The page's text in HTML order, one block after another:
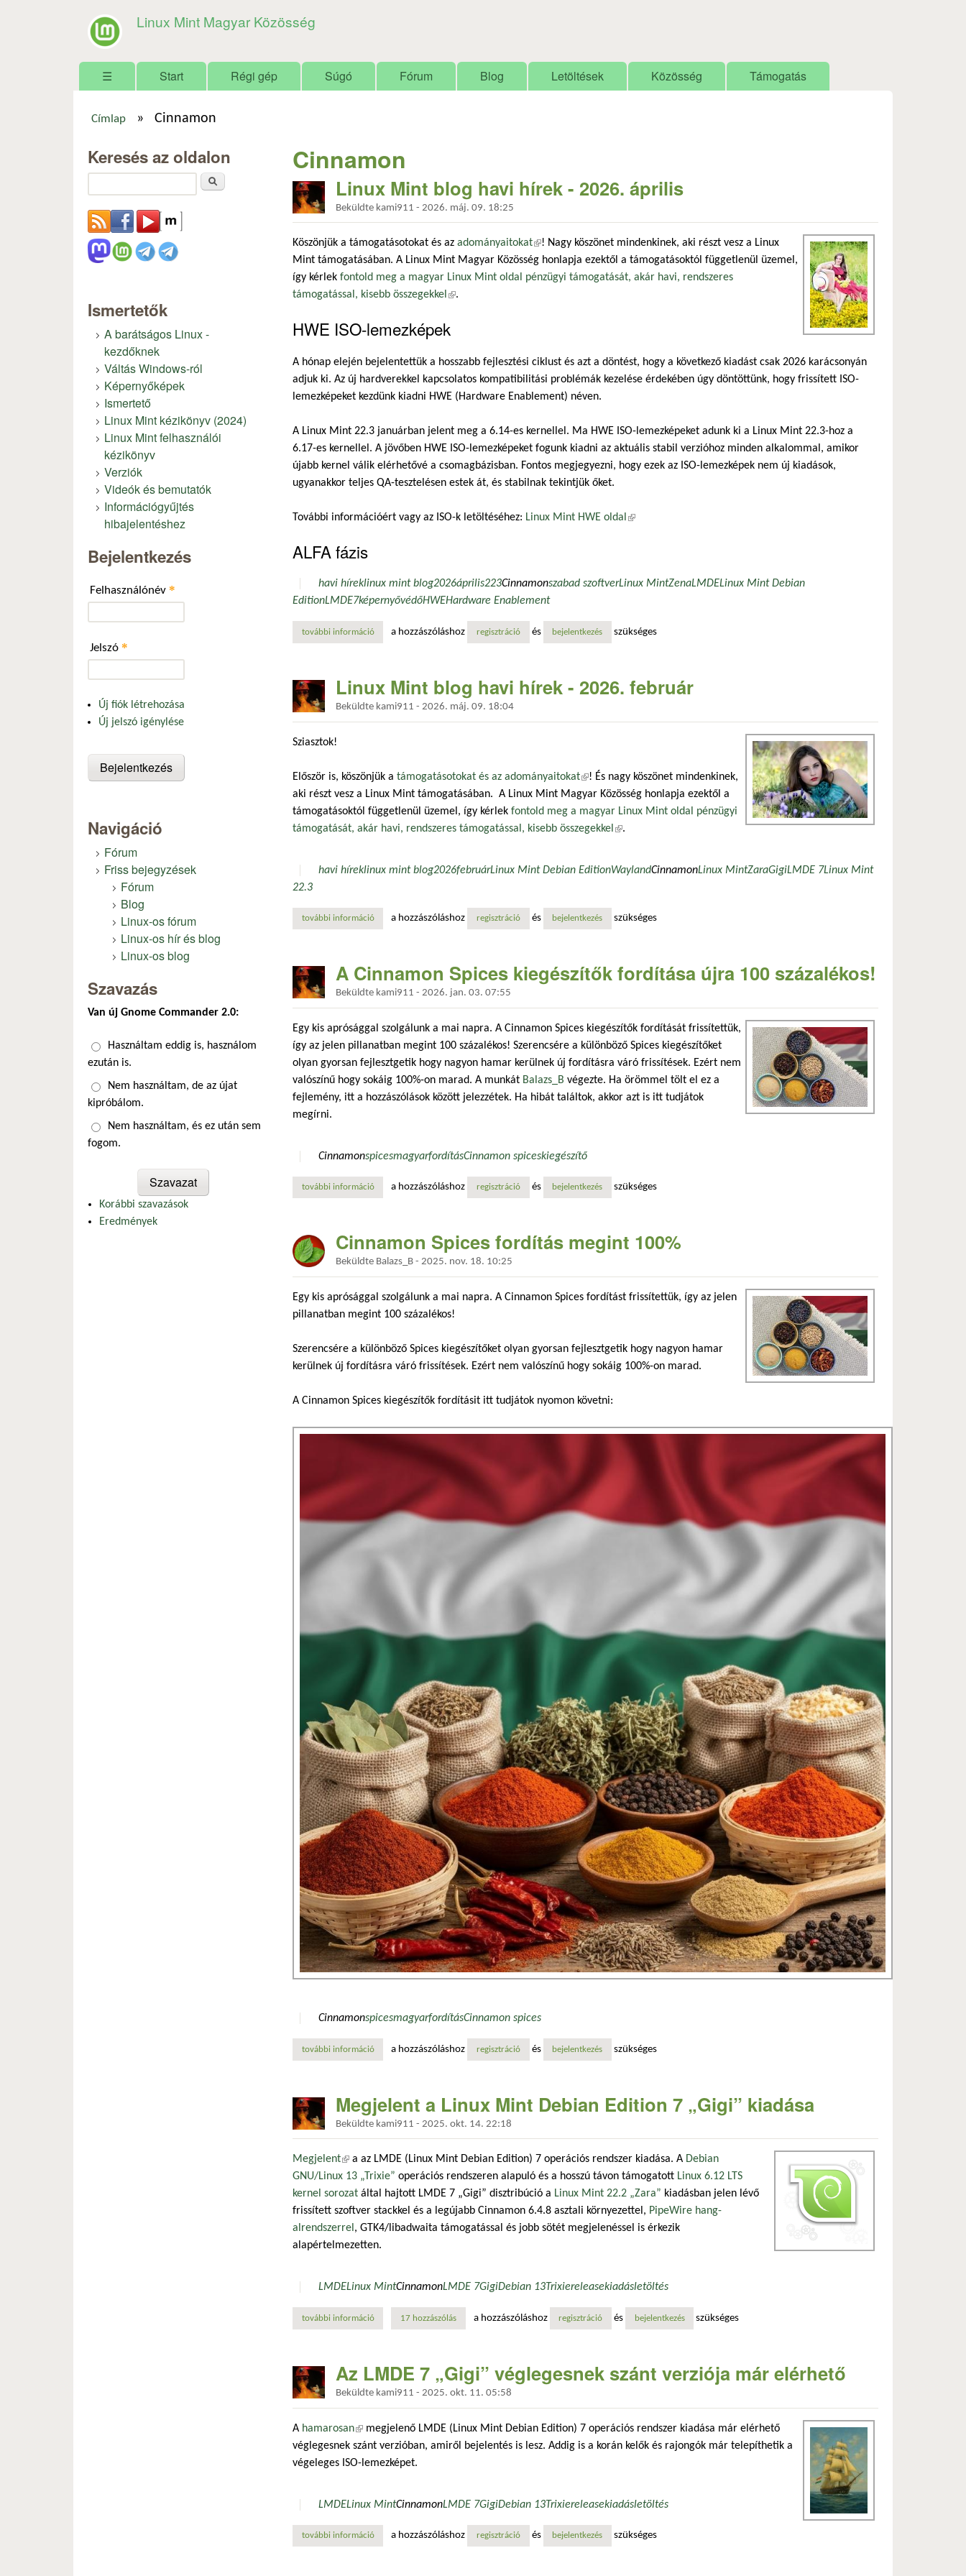
Linux Mint Magyar Közösség
Főmenü
☰ Start Régi gép Súgó Fórum Blog Letöltések Közösség Támogatás
Címlap » Cinnamon
Cinnamon
Linux Mint blog havi hírek - 2026. április
Beküldte kami911 - 2026. máj. 09. 18:25
Köszönjük a támogatásotokat és az adományaitokat(külső hivatkozás)
! Nagy köszönet mindenkinek, aki részt vesz a Linux
Mint támogatásában. A Linux Mint Magyar Közösség honlapja ezektől a támogatásoktól függetlenül üzemel,
így kérlek fontold meg a magyar Linux Mint oldal pénzügyi támogatását, akár havi, rendszeres
támogatással, kisebb összegekkel(külső hivatkozás)
.
HWE ISO-lemezképek
A hónap elején bejelentettük a hosszabb fejlesztési ciklust és azt a döntést, hogy a következő kiadást csak 2026 karácsonyán
adjuk ki. Az új hardverekkel kapcsolatos kompatibilitási problémák kezelése érdekében úgy döntöttünk, hogy frissített ISO-
lemezképeket kezdünk kiadni HWE (Hardware Enablement) néven.
A Linux Mint 22.3 januárban jelent meg a 6.14-es kernellel. Ma HWE ISO-lemezképeket adunk ki a Linux Mint 22.3-hoz a
6.17-es kernellel. A jövőben HWE ISO-lemezképeket fogunk kiadni az aktuális stabil verzióhoz minden alkalommal, amikor
újabb kernel válik elérhetővé a csomagbázisban. Fontos megjegyezni, hogy ezek az ISO-lemezképek nem új kiadások,
ugyanakkor teljes QA-tesztelésen estek át, és stabilnak tekintjük őket.
További információért vagy az ISO-k letöltéséhez: Linux Mint HWE oldal(külső hivatkozás)
ALFA fázis
havi híreklinux mint blog2026április223Cinnamonszabad szoftverLinux MintZenaLMDELinux Mint Debian
EditionLMDE7képernyővédőHWEHardware Enablement
további információlinux mint blog havi hírek - 2026. április tartalommal kapcsolatosan
a hozzászóláshoz regisztráció és bejelentkezés szükséges
Linux Mint blog havi hírek - 2026. február
Beküldte kami911 - 2026. máj. 09. 18:04
Sziasztok!
Először is, köszönjük a támogatásotokat és az adományaitokat(külső hivatkozás)
! És nagy köszönet mindenkinek,
aki részt vesz a Linux Mint támogatásában. A Linux Mint Magyar Közösség honlapja ezektől a
támogatásoktól függetlenül üzemel, így kérlek fontold meg a magyar Linux Mint oldal pénzügyi
támogatását, akár havi, rendszeres támogatással, kisebb összegekkel (külső hivatkozás)
.
havi híreklinux mint blog2026februárLinux Mint Debian EditionWaylandCinnamonLinux MintZaraGigiLMDE 7Linux Mint
22.3
további információlinux mint blog havi hírek - 2026. február tartalommal kapcsolatosan
a hozzászóláshoz regisztráció és bejelentkezés szükséges
A Cinnamon Spices kiegészítők fordítása újra 100 százalékos!
Beküldte kami911 - 2026. jan. 03. 07:55
Egy kis aprósággal szolgálunk a mai napra. A Cinnamon Spices kiegészítők fordítását frissítettük,
így az jelen pillanatban megint 100 százalékos! Szerencsére a különböző Spices kiegészítőket
olyan gyorsan fejlesztgetik hogy nagyon hamar kerülnek új fordításra váró frissítések. Ezért nem
valószínű hogy sokáig 100%-on marad. A munkát Balazs_B végezte. Ha örömmel tölt el ez a
fejlemény, itt a hozzászólások között jelezzétek. Ha hibát találtok, akkor azt is itt tudjátok
megírni.
CinnamonspicesmagyarfordításCinnamon spiceskiegészítő
további információa cinnamon spices kiegészítők fordítása újra 100 százalékos! tartalommal kapcsolatosan
a hozzászóláshoz regisztráció és bejelentkezés szükséges
Cinnamon Spices fordítás megint 100%
Beküldte Balazs_B - 2025. nov. 18. 10:25
Egy kis aprósággal szolgálunk a mai napra. A Cinnamon Spices fordítást frissítettük, így az jelen
pillanatban megint 100 százalékos!
Szerencsére a különböző Spices kiegészítőket olyan gyorsan fejlesztgetik hogy nagyon hamar
kerülnek új fordításra váró frissítések. Ezért nem valószínű hogy sokáig 100%-on marad.
A Cinnamon Spices kiegészítők fordításit itt tudjátok nyomon követni:
CinnamonspicesmagyarfordításCinnamon spices
további információcinnamon spices fordítás megint 100% tartalommal kapcsolatosan
a hozzászóláshoz regisztráció és bejelentkezés szükséges
Megjelent a Linux Mint Debian Edition 7 „Gigi” kiadása
Beküldte kami911 - 2025. okt. 14. 22:18
Megjelent(külső hivatkozás)
a az LMDE (Linux Mint Debian Edition) 7 operációs rendszer kiadása. A Debian
GNU/Linux 13 „Trixie” operációs rendszeren alapuló és a hosszú távon támogatott Linux 6.12 LTS
kernel sorozat által hajtott LMDE 7 „Gigi” disztribúció a Linux Mint 22.2 „Zara” kiadásban jelen lévő
frissített szoftver stackkel és a legújabb Cinnamon 6.4.8 asztali környezettel, PipeWire hang-
alrendszerrel, GTK4/libadwaita támogatással és jobb sötét megjelenéssel is érkezik
alapértelmezetten.
LMDELinux MintCinnamonLMDE 7GigiDebian 13Trixiereleasekiadásletöltés
további információmegjelent a linux mint debian edition 7 „gigi” kiadása tartalommal kapcsolatosan
17 hozzászólás a hozzászóláshoz regisztráció és bejelentkezés szükséges
Az LMDE 7 „Gigi” véglegesnek szánt verziója már elérhető
Beküldte kami911 - 2025. okt. 11. 05:58
A hamarosan(külső hivatkozás)
megjelenő LMDE (Linux Mint Debian Edition) 7 operációs rendszer kiadása már elérhető
véglegesnek szánt verzióban, amiről bejelentés is lesz. Addig is a korán kelők és rajongók már telepíthetik a
végeleges ISO-lemezképet.
LMDELinux MintCinnamonLMDE 7GigiDebian 13Trixiereleasekiadásletöltés
további információaz lmde 7 „gigi” véglegesnek szánt verziója már elérhető tartalommal kapcsolatosan
a hozzászóláshoz regisztráció és bejelentkezés szükséges
Keresés az oldalon
Ismertetők
A barátságos Linux -
kezdőknek
Váltás Windows-ról
Képernyőképek
Ismertető
Linux Mint kézikönyv (2024)
Linux Mint felhasználói
kézikönyv
Verziók
Videók és bemutatók
Információgyűjtés
hibajelentéshez
Bejelentkezés
Felhasználónév *
Jelszó *
Új fiók létrehozása
Új jelszó igénylése
Navigáció
Fórum
Friss bejegyzések
Fórum
Blog
Linux-os fórum
Linux-os hír és blog
Linux-os blog
Szavazás
Van új Gnome Commander 2.0:
Választások
Használtam eddig is, használom
ezután is.
Nem használtam, de az újat
kipróbálom.
Nem használtam, és ez után sem
fogom.
Korábbi szavazások
Eredmények